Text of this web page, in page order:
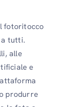
fotoritocco
a tutti.
alle
e
produrre